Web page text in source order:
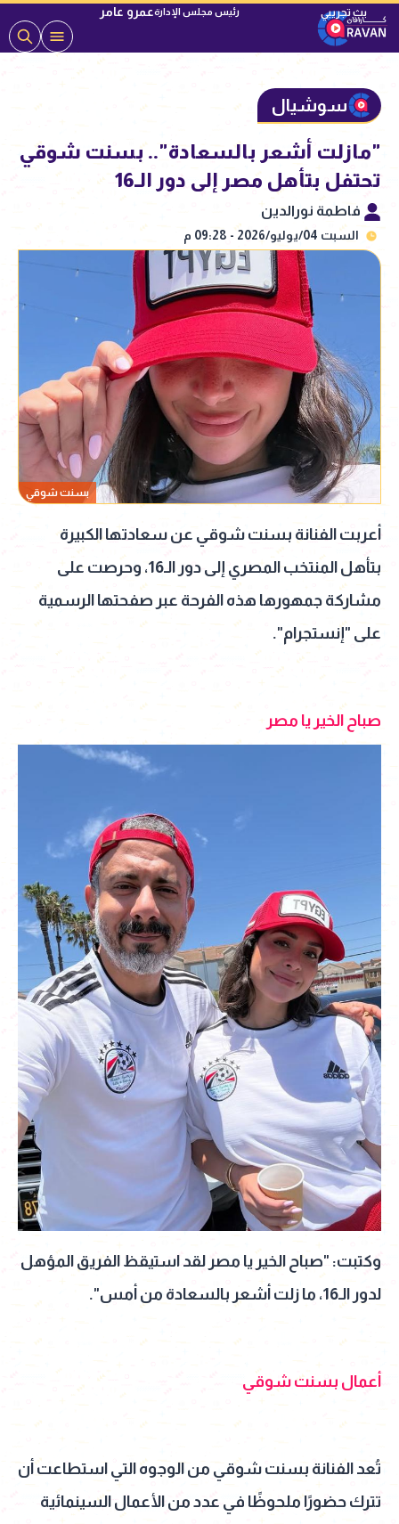
رئيس مجلس الإدارةعمرو عامر
سوشيال
"مازلت أشعر بالسعادة".. بسنت شوقي
تحتفل بتأهل مصر إلى دور الـ16
فاطمة نورالدين
السبت 04/يوليو/2026 - 09:28 م
بسنت شوقي
أعربت الفنانة بسنت شوقي عن سعادتها الكبيرة
بتأهل المنتخب المصري إلى دور الـ16، وحرصت على
مشاركة جمهورها هذه الفرحة عبر صفحتها الرسمية
على "إنستجرام".
صباح الخير يا مصر
وكتبت: "صباح الخير يا مصر لقد استيقظ الفريق المؤهل
لدور الـ16، ما زلت أشعر بالسعادة من أمس".
أعمال بسنت شوقي
تُعد الفنانة بسنت شوقي من الوجوه التي استطاعت أن
تترك حضورًا ملحوظًا في عدد من الأعمال السينمائية